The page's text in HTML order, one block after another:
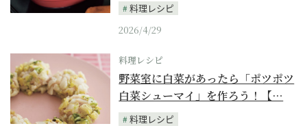
料理レシピ
2026/4/29
料理レシピ
野菜室に白菜があったら「ポツポツ
白菜シューマイ」を作ろう！【…
料理レシピ